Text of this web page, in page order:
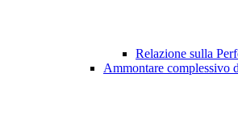
Relazione sulla
Ammontare complessivo